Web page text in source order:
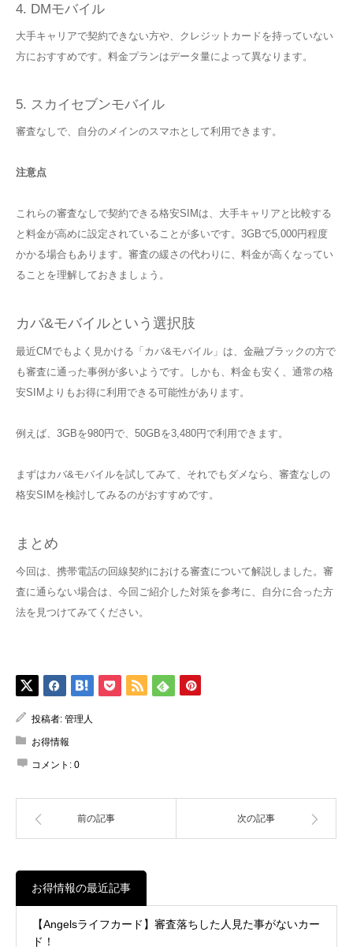
4. DMモバイル
大手キャリアで契約できない方や、クレジットカードを持っていない
方におすすめです。料金プランはデータ量によって異なります。
5. スカイセブンモバイル
審査なしで、自分のメインのスマホとして利用できます。
注意点
これらの審査なしで契約できる格安SIMは、大手キャリアと比較する
と料金が高めに設定されていることが多いです。3GBで5,000円程度
かかる場合もあります。審査の緩さの代わりに、料金が高くなってい
ることを理解しておきましょう。
カバ&モバイルという選択肢
最近CMでもよく見かける「カバ&モバイル」は、金融ブラックの方で
も審査に通った事例が多いようです。しかも、料金も安く、通常の格
安SIMよりもお得に利用できる可能性があります。
例えば、3GBを980円で、50GBを3,480円で利用できます。
まずはカバ&モバイルを試してみて、それでもダメなら、審査なしの
格安SIMを検討してみるのがおすすめです。
まとめ
今回は、携帯電話の回線契約における審査について解説しました。審
査に通らない場合は、今回ご紹介した対策を参考に、自分に合った方
法を見つけてみてください。
投稿者: 管理人
お得情報
コメント: 0
前の記事 次の記事
お得情報の最近記事
【Angelsライフカード】審査落ちした人見た事がないカー
ド！